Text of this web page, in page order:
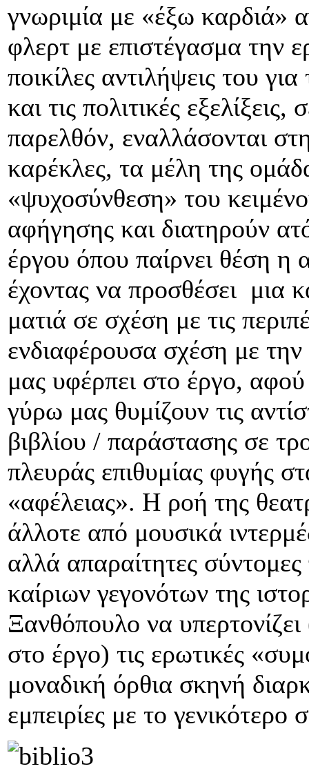
γνωριμία με «έξω καρδιά»
φλερτ με επιστέγασμα την
ποικίλες αντιλήψεις του
και τις πολιτικές
παρελθόν, εναλλάσονται
καρέκλες, τα μέλη της
«ψυχοσύνθεση» του
αφήγησης και διατηρούν
έργου όπου παίρνει θέση
έχοντας να προσθέσει μια
ματιά σε σχέση με τις
ενδιαφέρουσα σχέση με
μας υφέρπει στο έργο, αφού
γύρω μας θυμίζουν τις
βιβλίου / παράστασης σε
πλευράς επιθυμίας φυγής
«αφέλειας». Η ροή της
άλλοτε από μουσικά
αλλά απαραίτητες
καίριων γεγονότων της
Ξανθόπουλο να
στο έργο) τις ερωτικές
μοναδική όρθια σκηνή
εμπειρίες με το γενικότερο